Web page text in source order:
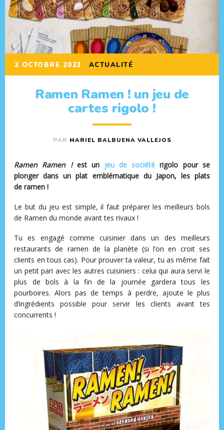
2 OCTOBRE 2023 ACTUALITÉ
Ramen Ramen ! un jeu de
cartes rigolo !
PAR MARIEL BALBUENA VALLEJOS
Ramen Ramen !est un jeu de société rigolo pour se
plonger dans un plat emblématique du Japon, les plats
de ramen !
Le but du jeu est simple, il faut préparer les meilleurs bols
de Ramen du monde avant tes rivaux !
Tu es engagé comme cuisinier dans un des meilleurs
restaurants de ramen de la planète (si l’on en croit ses
clients en tous cas). Pour prouver ta valeur, tu as même fait
un petit pari avec les autres cuisiniers : celui qui aura servi le
plus de bols à la fin de la journée gardera tous les
pourboires. Alors pas de temps à perdre, ajoute le plus
d’ingrédients possible pour servir les clients avant tes
concurrents !